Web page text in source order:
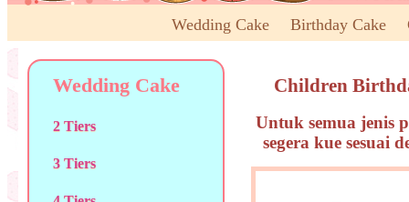
Wedding Cake Birthday Cake
Wedding Cake
2 Tiers
3 Tiers
Children
Untuk semua jenis
segera kue sesuai